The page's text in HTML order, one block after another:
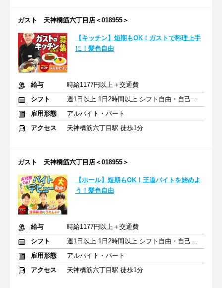
ガスト 天神橋筋六丁目店＜018955＞
【キッチン】短期もOK！ガストで料理上手
に！髪色自由
給与
時給1177円以上＋交通費
シフト
週1日以上 1日2時間以上 シフト自由・自己申告
雇用形態
アルバイト・パート
アクセス
天神橋筋六丁目駅 徒歩1分
ガスト 天神橋筋六丁目店＜018955＞
【ホール】短期もOK！王道バイトを始めよ
う！髪色自由
給与
時給1177円以上＋交通費
シフト
週1日以上 1日2時間以上 シフト自由・自己申告
雇用形態
アルバイト・パート
アクセス
天神橋筋六丁目駅 徒歩1分